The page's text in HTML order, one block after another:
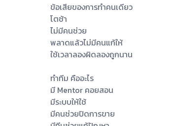
ข้อเสียของการทำคนเดียว
โตช้า
ไม่มีคนช่วย
พลาดแล้วไม่มีคนแก้ให้
ใช้เวลาลองผิดลองถูกนาน
ทำทีม คืออะไร
มี Mentor คอยสอน
มีระบบให้ใช้
มีคนช่วยปิดการขาย